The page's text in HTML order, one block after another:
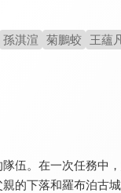
孫淇渲 菊鵬蛟 王蘊
伍。在一次任務中
的下落和羅布泊古